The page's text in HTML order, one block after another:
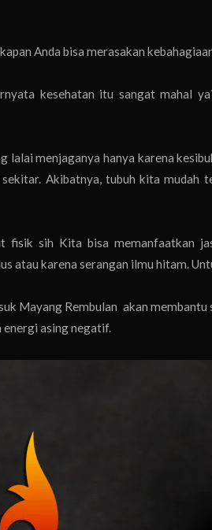
Anda bisa merasakan
kesehatan itu sangat mahal
lalai menjaganya hanya karena
Akibatnya, tubuh kita
fisik sih Kita bisa memanfaatkan
atau karena serangan ilmu hitam.
Mayang Rembulan akan
asing negatif.